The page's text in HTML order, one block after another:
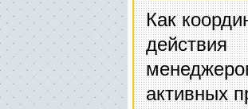
Как
действия
активных